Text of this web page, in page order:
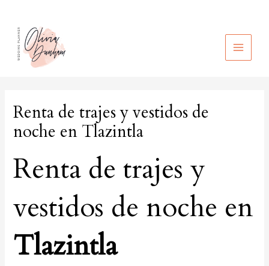
contenido
MAIN
Renta de trajes y vestidos de
noche en Tlazintla
Renta de trajes y
vestidos de noche en
Tlazintla